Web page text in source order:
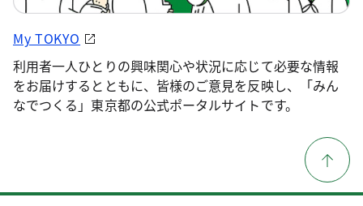
My TOKYO
利用者一人ひとりの興味関心や状況に応じて必要な情報
をお届けするとともに、皆様のご意見を反映し、「みん
なでつくる」東京都の公式ポータルサイトです。